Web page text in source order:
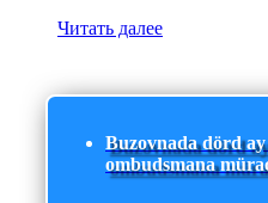
Читать далее
Buzovnada dörd
ombudsmana